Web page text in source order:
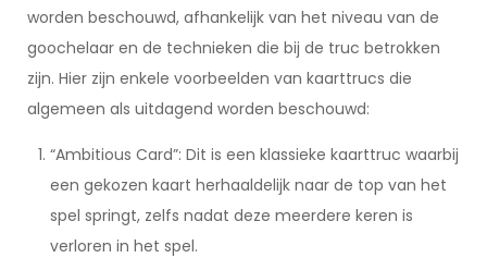
worden beschouwd, afhankelijk van het niveau van de
goochelaar en de technieken die bij de truc betrokken
zijn. Hier zijn enkele voorbeelden van kaarttrucs die
algemeen als uitdagend worden beschouwd:
“Ambitious Card”: Dit is een klassieke kaarttruc waarbij
een gekozen kaart herhaaldelijk naar de top van het
spel springt, zelfs nadat deze meerdere keren is
verloren in het spel.